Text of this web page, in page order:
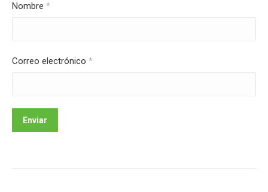
Nombre *
Correo electrónico *